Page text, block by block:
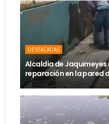
DESTACADAS
Alcaldía de
reparación en la pared